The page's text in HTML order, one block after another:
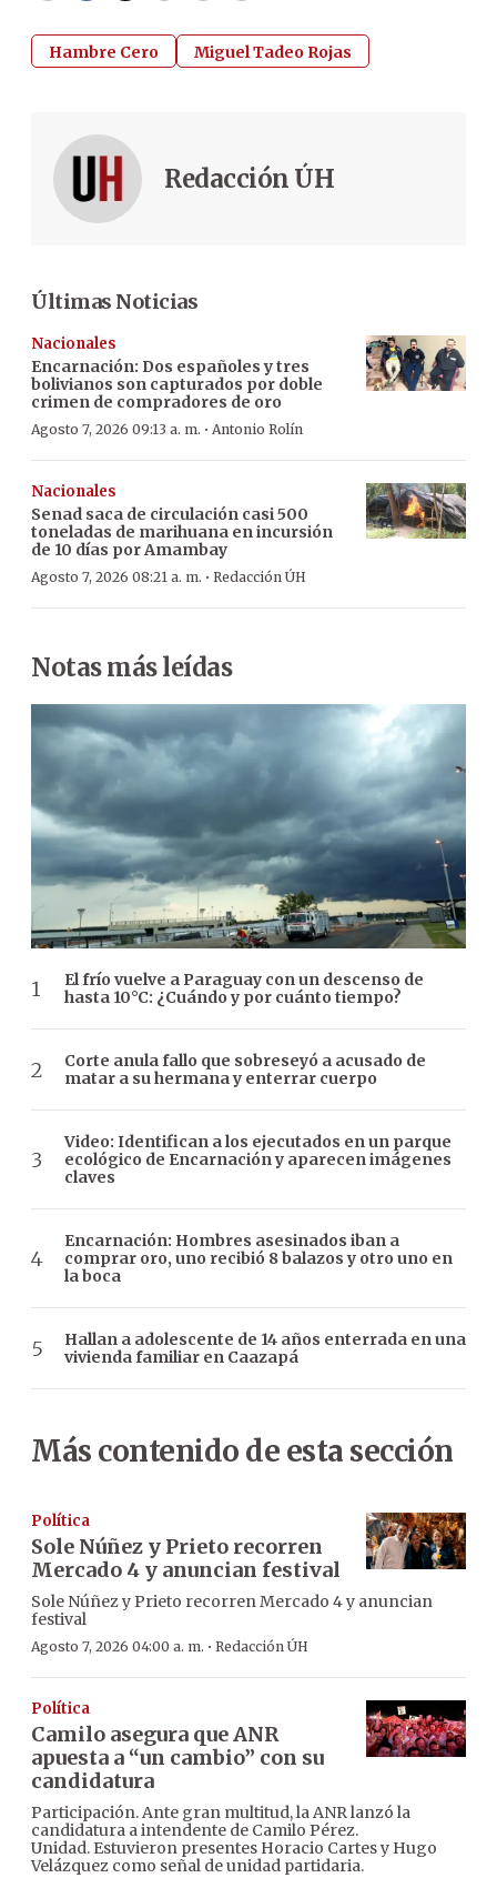
Hambre Cero Miguel Tadeo Rojas
Redacción ÚH
Últimas Noticias
Nacionales
Encarnación: Dos españoles y tres
bolivianos son capturados por doble
crimen de compradores de oro
Agosto 7, 2026 09:13 a. m. · Antonio Rolín
Nacionales
Senad saca de circulación casi 500
toneladas de marihuana en incursión
de 10 días por Amambay
Agosto 7, 2026 08:21 a. m. · Redacción ÚH
Notas más leídas
El frío vuelve a Paraguay con un descenso de
hasta 10°C: ¿Cuándo y por cuánto tiempo?
Corte anula fallo que sobreseyó a acusado de
matar a su hermana y enterrar cuerpo
Video: Identifican a los ejecutados en un parque
ecológico de Encarnación y aparecen imágenes
claves
Encarnación: Hombres asesinados iban a
comprar oro, uno recibió 8 balazos y otro uno en
la boca
Hallan a adolescente de 14 años enterrada en una
vivienda familiar en Caazapá
Más contenido de esta sección
Política
Sole Núñez y Prieto recorren
Mercado 4 y anuncian festival
Sole Núñez y Prieto recorren Mercado 4 y anuncian
festival
Agosto 7, 2026 04:00 a. m. · Redacción ÚH
Política
Camilo asegura que ANR
apuesta a “un cambio” con su
candidatura
Participación. Ante gran multitud, la ANR lanzó la
candidatura a intendente de Camilo Pérez.
Unidad. Estuvieron presentes Horacio Cartes y Hugo
Velázquez como señal de unidad partidaria.